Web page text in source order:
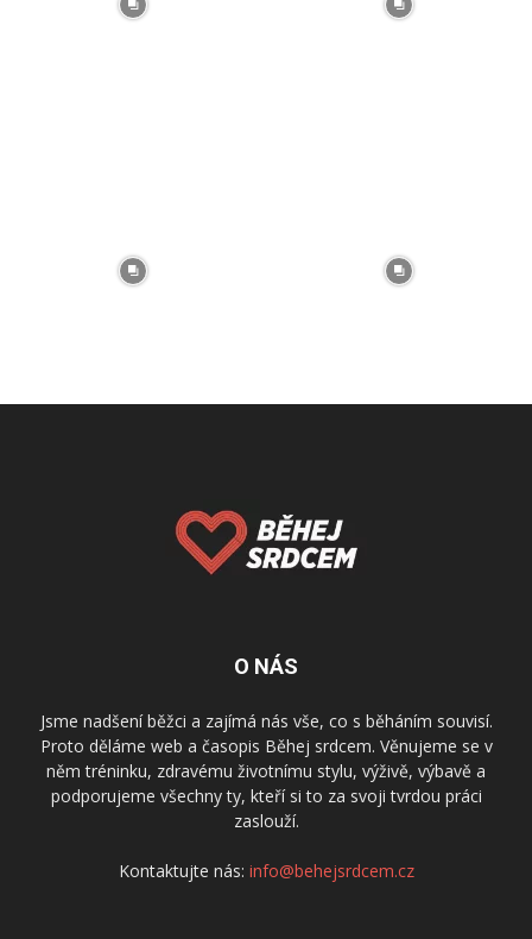
O NÁS
Jsme nadšení běžci a zajímá nás vše, co s běháním souvisí.
Proto děláme web a časopis Běhej srdcem. Věnujeme se v
něm tréninku, zdravému životnímu stylu, výživě, výbavě a
podporujeme všechny ty, kteří si to za svoji tvrdou práci
zaslouží.
Kontaktujte nás: info@behejsrdcem.cz